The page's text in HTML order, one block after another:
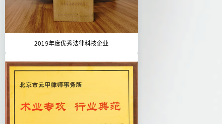
2019年度优秀法律科技企业